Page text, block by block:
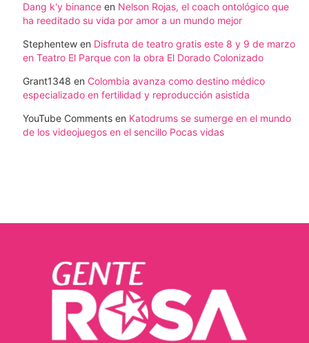
Dang k'y binance en Nelson Rojas, el coach ontológico que
ha reeditado su vida por amor a un mundo mejor
Stephentew en Disfruta de teatro gratis este 8 y 9 de marzo
en Teatro El Parque con la obra El Dorado Colonizado
Grant1348 en Colombia avanza como destino médico
especializado en fertilidad y reproducción asistida
YouTube Comments en Katodrums se sumerge en el mundo
de los videojuegos en el sencillo Pocas vidas